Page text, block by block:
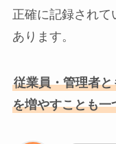
正確に記録され
あります。
従業員・管理者
を増やすことも一